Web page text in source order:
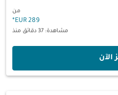
من
289 EUR
*
مشاهدة: 37 دقائق منذ
الآن‬